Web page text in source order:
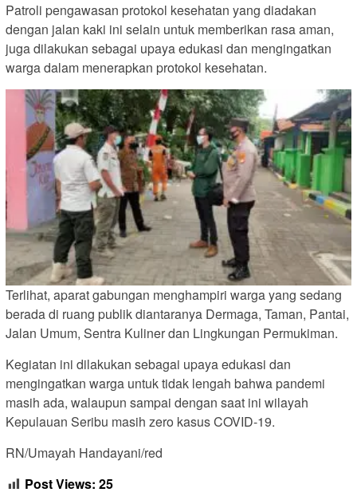
Patroli pengawasan protokol kesehatan yang diadakan
dengan jalan kaki ini selain untuk memberikan rasa aman,
juga dilakukan sebagai upaya edukasi dan mengingatkan
warga dalam menerapkan protokol kesehatan.
Terlihat, aparat gabungan menghampiri warga yang sedang
berada di ruang publik diantaranya Dermaga, Taman, Pantai,
Jalan Umum, Sentra Kuliner dan Lingkungan Permukiman.
Kegiatan ini dilakukan sebagai upaya edukasi dan
mengingatkan warga untuk tidak lengah bahwa pandemi
masih ada, walaupun sampai dengan saat ini wilayah
Kepulauan Seribu masih zero kasus COVID-19.
RN/Umayah Handayani/red
Post Views: 25